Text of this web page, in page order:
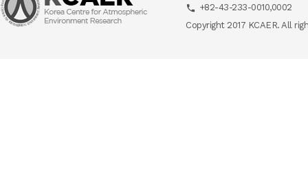
+82-43-233-0010,0002
Copyright 2017 KCAER. All